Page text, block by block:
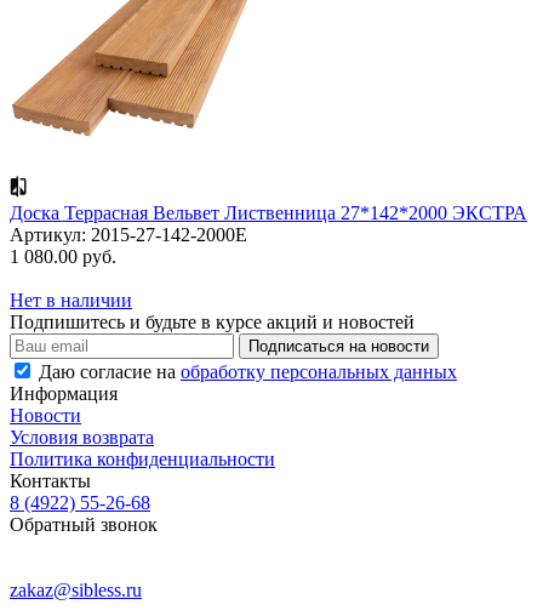
Доска Террасная Вельвет Лиственница 27*142*2000 ЭКСТРА
Артикул: 2015-27-142-2000E
1 080.00 руб.
Нет в наличии
Подпишитесь и будьте в курсе акций и новостей
Даю согласие на обработку персональных данных
Информация
Новости
Условия возврата
Политика конфиденциальности
Контакты
8 (4922) 55-26-68
Обратный звонок
zakaz@sibless.ru